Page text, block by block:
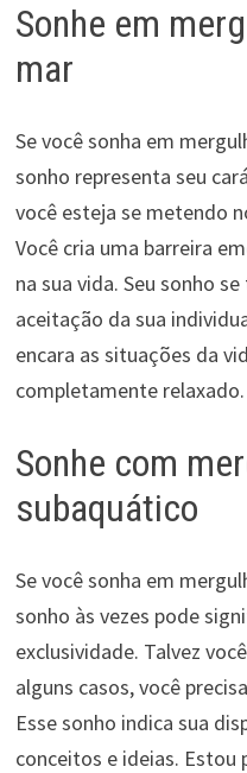
Sonhe em
mar
Se você sonha em
sonho representa seu
você esteja se metendo
Você cria uma barreira
na sua vida. Seu sonho
aceitação da sua
encara as situações da
completamente relaxado.
Sonhe com
subaquático
Se você sonha em
sonho às vezes pode
exclusividade. Talvez
alguns casos, você
Esse sonho indica sua
conceitos e ideias. Estou